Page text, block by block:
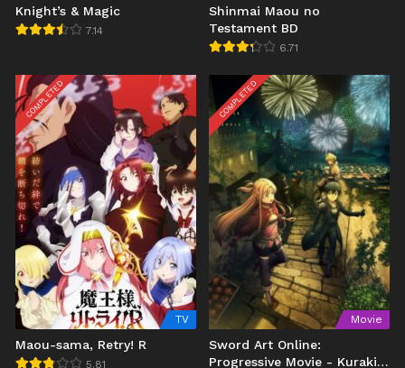
Knight’s & Magic
7.14
Shinmai Maou no
Testament BD
6.71
COMPLETED
TV
Maou-sama, Retry! R
5.81
COMPLETED
Movie
Sword Art Online:
Progressive Movie - Kuraki